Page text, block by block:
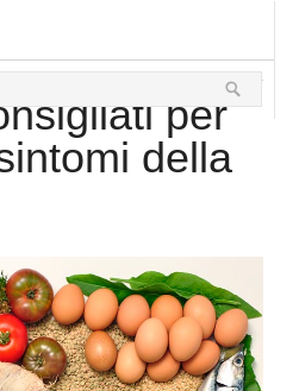
Yoga
Bellezza
Fitness
22 Settembre 2014
per
della